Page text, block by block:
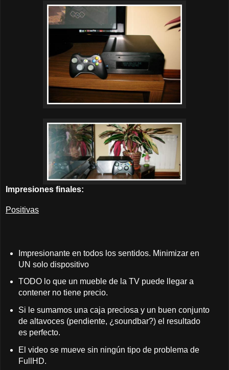
Impresiones finales:
Positivas
Impresionante en todos los sentidos. Minimizar en
UN solo dispositivo
TODO lo que un mueble de la TV puede llegar a
contener no tiene precio.
Si le sumamos una caja preciosa y un buen conjunto
de altavoces (pendiente, ¿soundbar?) el resultado
es perfecto.
El video se mueve sin ningún tipo de problema de
FullHD.